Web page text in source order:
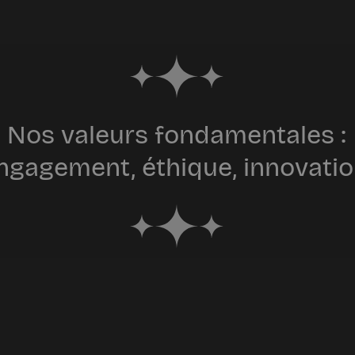
Nos valeurs fondamentales :
éthique,